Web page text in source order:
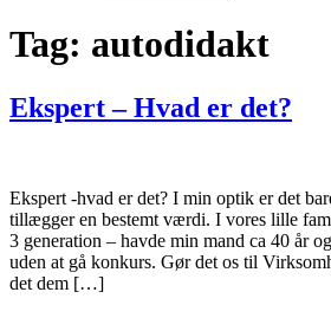
Tag: autodidakt
Ekspert – Hvad er det?
Ekspert -hvad er det? I min optik er det
tillægger en bestemt værdi. I vores lille
3 generation – havde min mand ca 40 år
uden at gå konkurs. Gør det os til
det dem […]